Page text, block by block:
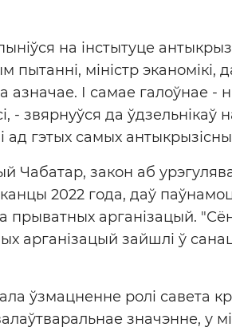
на інстытуце
міністр эканомікі,
І самае галоўнае -
- звярнуўся да ўдзельнікаў
гэтых самых
Чабатар, закон аб
2022 года, даў
прыватных арганізацый.
арганізацый зайшлі ў
ўзмацненне ролі савета
значэнне, у